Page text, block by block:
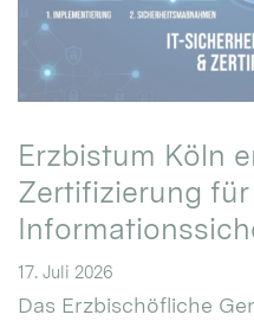
Erzbistum Köln
Zertifizierung für
17. Juli 2026
Das Erzbischöfliche